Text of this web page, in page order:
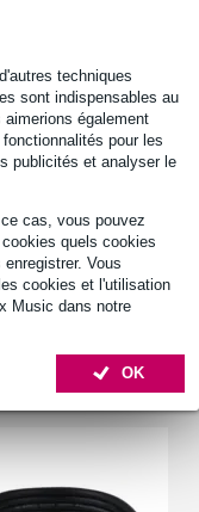
techniques
sont indispensables au
également
pour les
publicités et analyser le
cas, vous pouvez
quels cookies
Vous
cookies et l'utilisation
Music dans notre
OK